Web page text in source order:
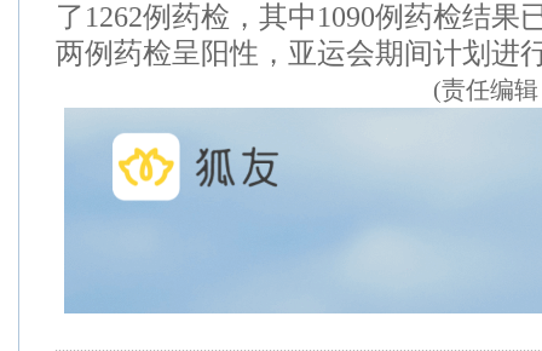
了1262例药检，其中1090例药检结果
两例药检呈阳性，亚运会期间计划进
(责任编